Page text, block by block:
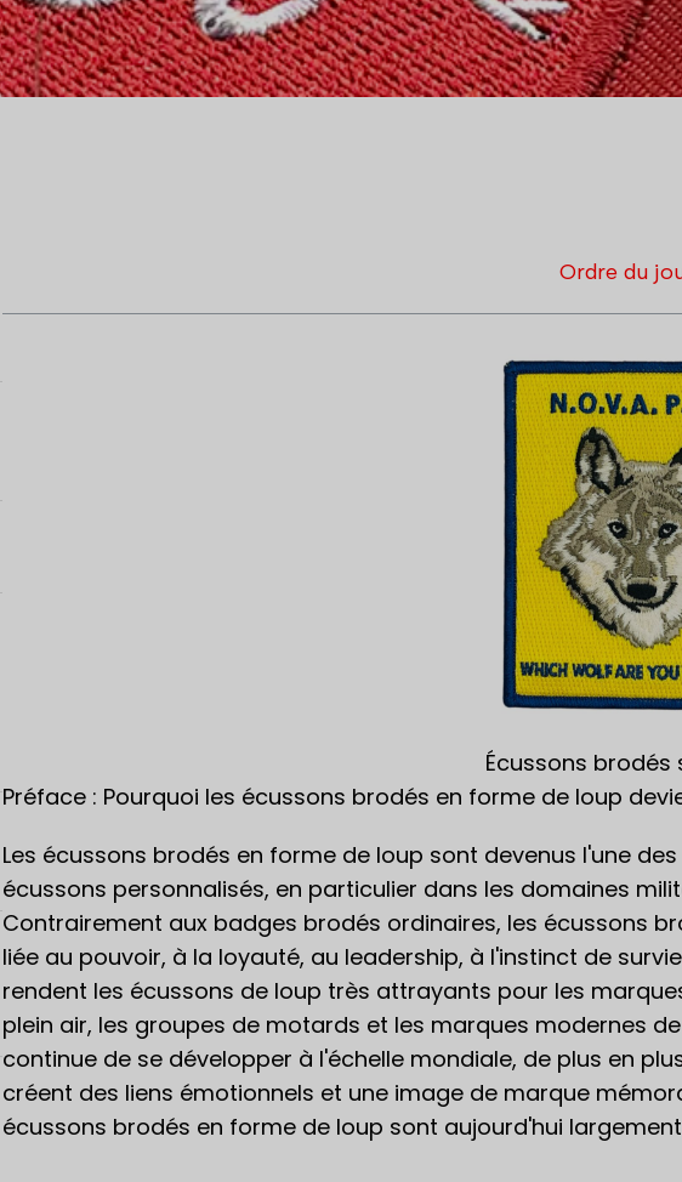
Ordre du
Écussons brodés
Préface : Pourquoi les écussons brodés en forme de loup
Les écussons brodés en forme de loup sont devenus l'une
écussons personnalisés, en particulier dans les domaines
Contrairement aux badges brodés ordinaires, les écussons
liée au pouvoir, à la loyauté, au leadership, à l'instinct de
rendent les écussons de loup très attrayants pour les
plein air, les groupes de motards et les marques modernes
continue de se développer à l'échelle mondiale, de plus en
créent des liens émotionnels et une image de marque
écussons brodés en forme de loup sont aujourd'hui